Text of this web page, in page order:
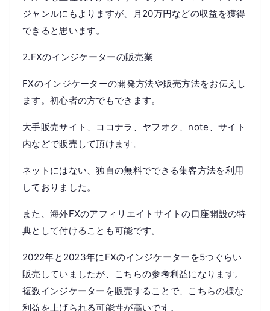
ジャンルにもよりますが、月20万円などの収益を獲得
できると思います。
2.FXのインジケーターの販売業
FXのインジケーターの開発方法や販売方法をお伝えし
ます。初心者の方でもできます。
大手販売サイト、ココナラ、ヤフオク、note、サイト
内などで販売して頂けます。
ネットにはない、独自の無料でできる集客方法を利用
しておりました。
また、海外FXのアフィリエイトサイトの口座開設の特
典として付けることも可能です。
2022年と2023年にFXのインジケーターを5つぐらい
販売していましたが、こちらの参考利益になります。
複数インジケーターを販売することで、こちらの様な
利益を上げられる可能性が高いです。